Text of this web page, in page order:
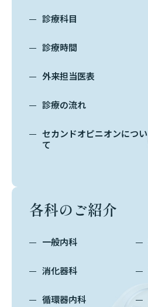
診療科目
診療時間
外来担当医表
診療の流れ
セカンドオピニオンについ
て
各科のご紹介
一般内科
消化器科
循環器内科